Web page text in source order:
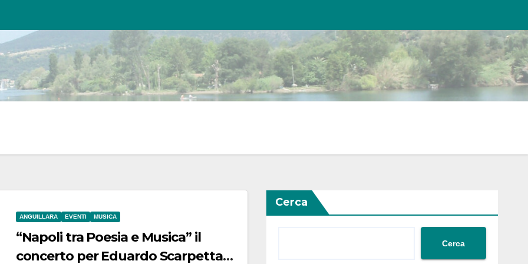
ANGUILLARA EVENTI MUSICA
“Napoli tra Poesia e Musica” il
concerto per Eduardo Scarpetta
Cerca
Cerca